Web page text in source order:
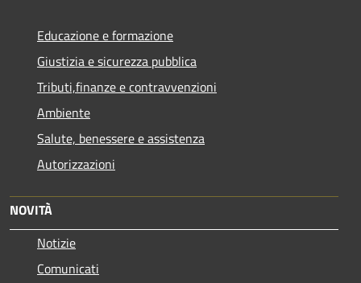
Educazione e formazione
Giustizia e sicurezza pubblica
Tributi,finanze e contravvenzioni
Ambiente
Salute, benessere e assistenza
Autorizzazioni
NOVITÀ
Notizie
Comunicati